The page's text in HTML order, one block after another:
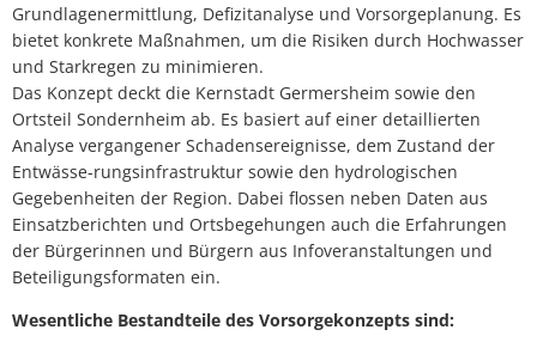
Grundlagenermittlung, Defizitanalyse und Vorsorgeplanung. Es
bietet konkrete Maßnahmen, um die Risiken durch Hochwasser
und Starkregen zu minimieren.
Das Konzept deckt die Kernstadt Germersheim sowie den
Ortsteil Sondernheim ab. Es basiert auf einer detaillierten
Analyse vergangener Schadensereignisse, dem Zustand der
Entwässe-rungsinfrastruktur sowie den hydrologischen
Gegebenheiten der Region. Dabei flossen neben Daten aus
Einsatzberichten und Ortsbegehungen auch die Erfahrungen
der Bürgerinnen und Bürgern aus Infoveranstaltungen und
Beteiligungsformaten ein.
Wesentliche Bestandteile des Vorsorgekonzepts sind: